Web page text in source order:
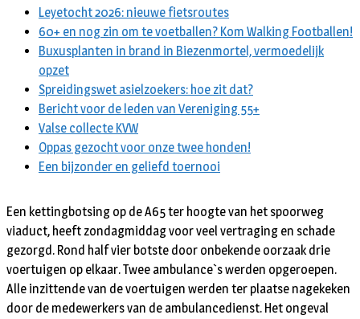
Leyetocht 2026: nieuwe fietsroutes
60+ en nog zin om te voetballen? Kom Walking Footballen!
Buxusplanten in brand in Biezenmortel, vermoedelijk
opzet
Spreidingswet asielzoekers: hoe zit dat?
Bericht voor de leden van Vereniging 55+
Valse collecte KVW
Oppas gezocht voor onze twee honden!
Een bijzonder en geliefd toernooi
Een kettingbotsing op de A65 ter hoogte van het spoorweg
viaduct, heeft zondagmiddag voor veel vertraging en schade
gezorgd. Rond half vier botste door onbekende oorzaak drie
voertuigen op elkaar. Twee ambulance`s werden opgeroepen.
Alle inzittende van de voertuigen werden ter plaatse nagekeken
door de medewerkers van de ambulancedienst. Het ongeval